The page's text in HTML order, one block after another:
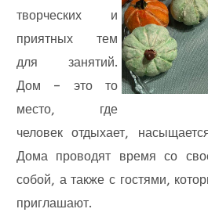
творческих и
приятных тем
для занятий.
Дом – это то
место, где
человек отдыхает,
Дома проводят время со
собой, а также с гостями,
приглашают.